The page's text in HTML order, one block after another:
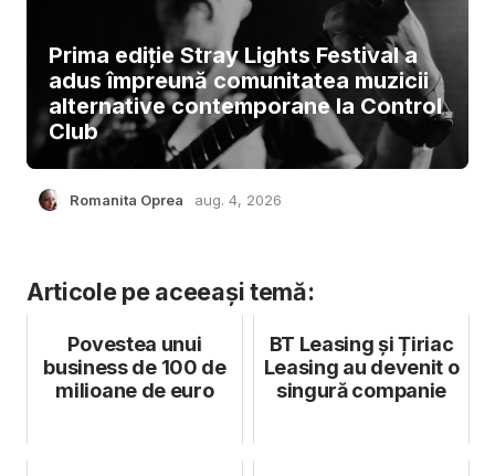
Prima ediție Stray Lights Festival a
adus împreună comunitatea muzicii
alternative contemporane la Control
Club
Romanita Oprea aug. 4, 2026
Articole pe aceeași temă:
Povestea unui
business de 100 de
milioane de euro
BT Leasing și Țiriac
Leasing au devenit o
singură companie